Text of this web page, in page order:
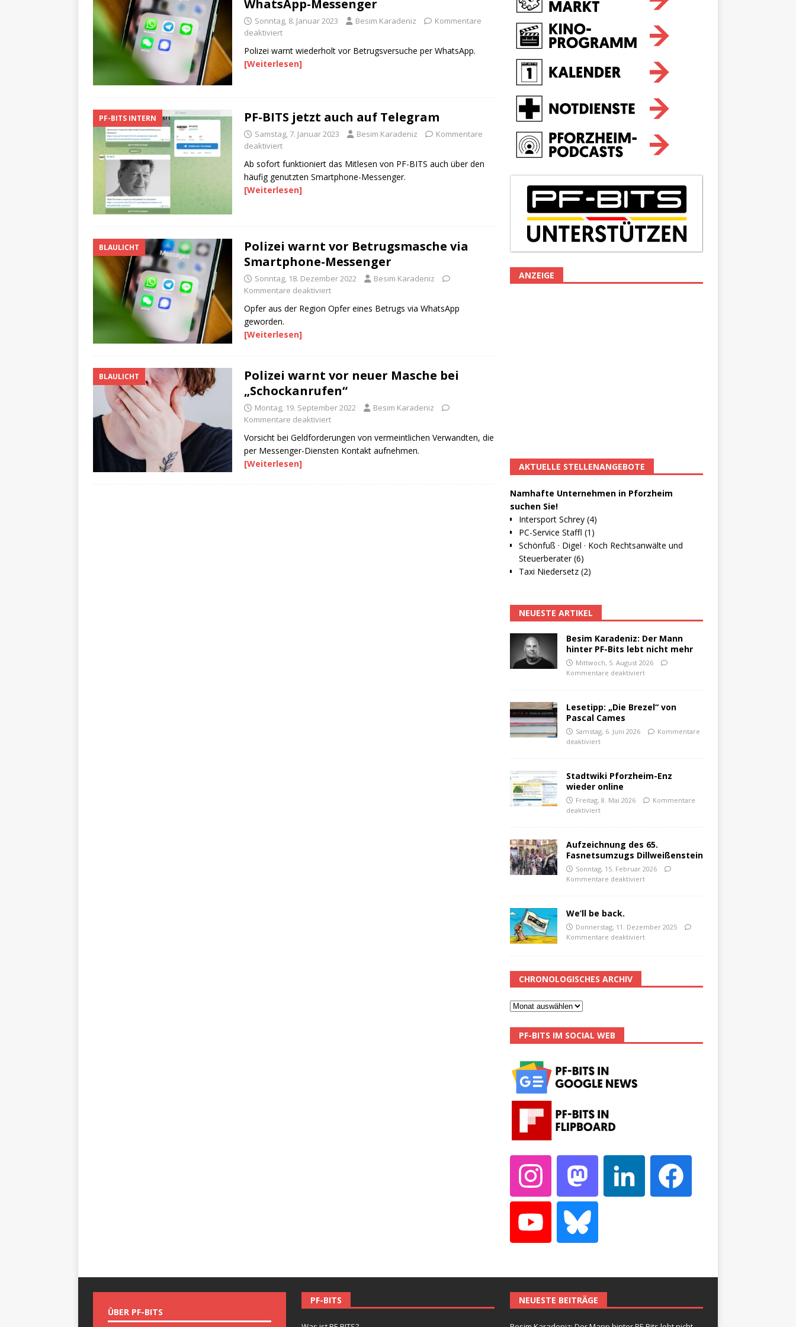
WhatsApp-Messenger
Sonntag, 8. Januar 2023 Besim Karadeniz
Kommentare
deaktiviert
Polizei warnt wiederholt vor Betrugsversuche per WhatsApp.
[Weiterlesen]
PF-BITS INTERN PF-BITS jetzt auch auf Telegram
Samstag, 7. Januar 2023 Besim Karadeniz
Kommentare
deaktiviert
Ab sofort funktioniert das Mitlesen von PF-BITS auch über den
häufig genutzten Smartphone-Messenger.
[Weiterlesen]
BLAULICHT
Polizei warnt vor Betrugsmasche via
Smartphone-Messenger
Sonntag, 18. Dezember 2022
Besim Karadeniz
Kommentare deaktiviert
Opfer aus der Region Opfer eines Betrugs via WhatsApp
geworden.
[Weiterlesen]
BLAULICHT
Polizei warnt vor neuer Masche bei
„Schockanrufen“
Montag, 19. September 2022
Besim Karadeniz
Kommentare deaktiviert
Vorsicht bei Geldforderungen von vermeintlichen Verwandten, die
per Messenger-Diensten Kontakt aufnehmen.
[Weiterlesen]
ANZEIGE
AKTUELLE STELLENANGEBOTE
Namhafte Unternehmen in Pforzheim
suchen Sie!
Intersport Schrey (4)
PC-Service Staffl (1)
Schönfuß · Digel · Koch Rechtsanwälte und
Steuerberater (6)
Taxi Niedersetz (2)
NEUESTE ARTIKEL
Besim Karadeniz: Der Mann
hinter PF-Bits lebt nicht mehr
Mittwoch, 5. August 2026
Kommentare deaktiviert
Lesetipp: „Die Brezel“ von
Pascal Cames
Samstag, 6. Juni 2026
Kommentare
deaktiviert
Stadtwiki Pforzheim-Enz
wieder online
Freitag, 8. Mai 2026
Kommentare
deaktiviert
Aufzeichnung des 65.
Fasnetsumzugs Dillweißenstein
Sonntag, 15. Februar 2026
Kommentare deaktiviert
We’ll be back.
Donnerstag, 11. Dezember 2025
Kommentare deaktiviert
CHRONOLOGISCHES ARCHIV
PF-BITS IM SOCIAL WEB
ÜBER PF-BITS
PF-BITS NEUESTE BEITRÄGE